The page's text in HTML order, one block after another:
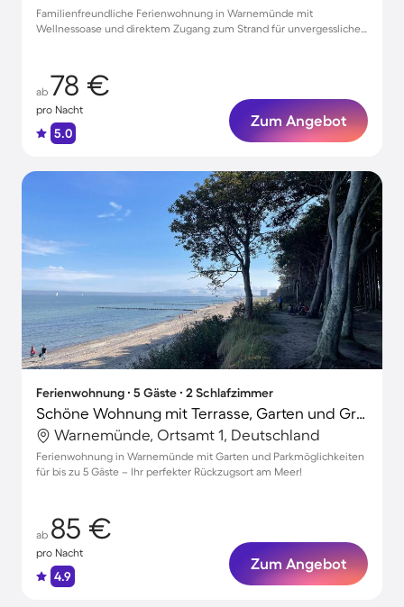
Familienfreundliche Ferienwohnung in Warnemünde mit
Wellnessoase und direktem Zugang zum Strand für unvergessliche
ab 78 €
pro Nacht
5.0
Zum Angebot
Ferienwohnung ∙ 5 Gäste ∙ 2 Schlafzimmer
Schöne Wohnung mit Terrasse, Garten und Grill | Strand in der Nähe
Warnemünde, Ortsamt 1, Deutschland
Ferienwohnung in Warnemünde mit Garten und Parkmöglichkeiten
für bis zu 5 Gäste – Ihr perfekter Rückzugsort am Meer!
ab 85 €
pro Nacht
4.9
Zum Angebot